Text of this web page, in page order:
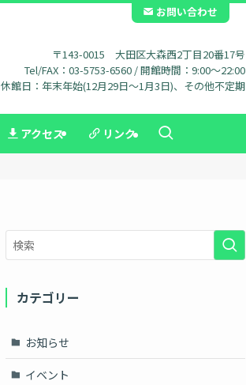
アクセス リンク
お問い合わせ
〒143-0015 大田区大森西2丁目20番17号
Tel/FAX：03-5753-6560 / 開館時間：9:00～22:00
休館日：年末年始(12月29日～1月3日)、その他不定期
カテゴリー
お知らせ
イベント